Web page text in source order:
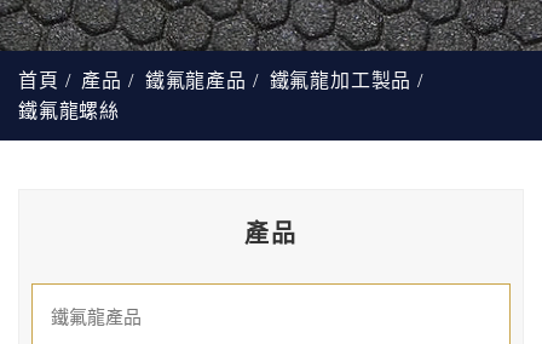
首頁 產品 鐵氟龍產品
鐵氟龍加工製品
鐵氟龍螺絲
產品